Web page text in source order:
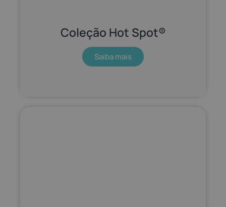
Coleção Hot Spot®
Saiba mais